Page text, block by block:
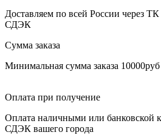
Доставляем по всей России через
СДЭК
Сумма заказа
Минимальная сумма заказа 10000руб
Оплата при получение
Оплата наличными или банковской
СДЭК вашего города